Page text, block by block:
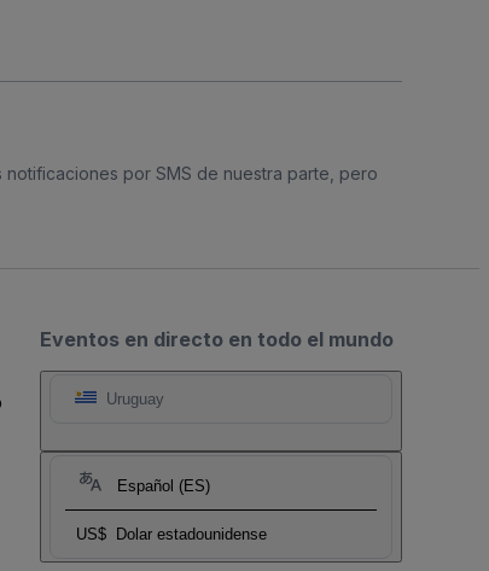
notificaciones por SMS de nuestra parte, pero
Eventos en directo en todo el mundo
Uruguay
Español (ES)
US$ Dolar estadounidense